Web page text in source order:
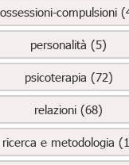
ossessioni-compulsioni
personalità (5)
psicoterapia (72)
relazioni (68)
ricerca e metodologia